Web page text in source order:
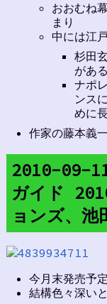
おおむね
まり
中には江
杉田
があ
ナポ
ンス
めに
作家の藤本義
2010-09-
ガイド
ョンズ、池
今月末発売
結構色々深い